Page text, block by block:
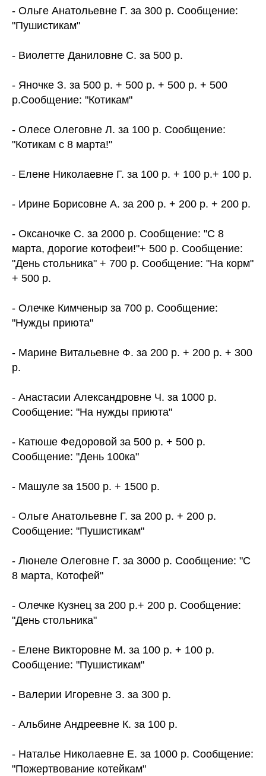
- Ольге Анатольевне Г. за 300 р. Сообщение:
"Пушистикам"
- Виолетте Даниловне С. за 500 р.
- Яночке З. за 500 р. + 500 р. + 500 р. + 500
р.Сообщение: "Котикам"
- Олесе Олеговне Л. за 100 р. Сообщение:
"Котикам с 8 марта!"
- Елене Николаевне Г. за 100 р. + 100 р.+ 100 р.
- Ирине Борисовне А. за 200 р. + 200 р. + 200 р.
- Оксаночке С. за 2000 р. Сообщение: "С 8
марта, дорогие котофеи!"+ 500 р. Сообщение:
"День стольника" + 700 р. Сообщение: "На корм"
+ 500 р.
- Олечке Кимченыр за 700 р. Сообщение:
"Нужды приюта"
- Марине Витальевне Ф. за 200 р. + 200 р. + 300
р.
- Анастасии Александровне Ч. за 1000 р.
Сообщение: "На нужды приюта"
- Катюше Федоровой за 500 р. + 500 р.
Сообщение: "День 100ка"
- Машуле за 1500 р. + 1500 р.
- Ольге Анатольевне Г. за 200 р. + 200 р.
Сообщение: "Пушистикам"
- Люнеле Олеговне Г. за 3000 р. Сообщение: "С
8 марта, Котофей"
- Олечке Кузнец за 200 р.+ 200 р. Сообщение:
"День стольника"
- Елене Викторовне М. за 100 р. + 100 р.
Сообщение: "Пушистикам"
- Валерии Игоревне З. за 300 р.
- Альбине Андреевне К. за 100 р.
- Наталье Николаевне Е. за 1000 р. Сообщение:
"Пожертвование котейкам"